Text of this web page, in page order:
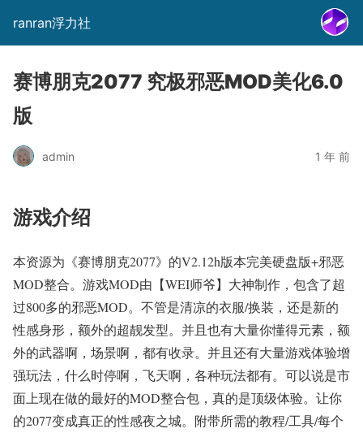
ranran浮力社
赛博朋克2077 究极邪恶MOD美化6.0
版
admin 1 年 前
游戏介绍
本资源为《赛博朋克2077》的V2.12h版本完美硬盘版+邪恶
MOD整合。游戏MOD由【WEI师爷】大神制作，包含了超
过800多的邪恶MOD。不管是清凉的衣服/换装，还是新的
性感身形，额外的超靓发型。并且也有大量你懂得元素，额
外的武器啊，场景啊，都有收录。并且还有大量游戏体验增
强玩法，什么时停啊，飞天啊，各种玩法都有。可以说是市
面上现在做的最好的MOD整合包，真的是顶级体验。让你
的2077变成真正的性感夜之城。附带所需的教程/工具/每个